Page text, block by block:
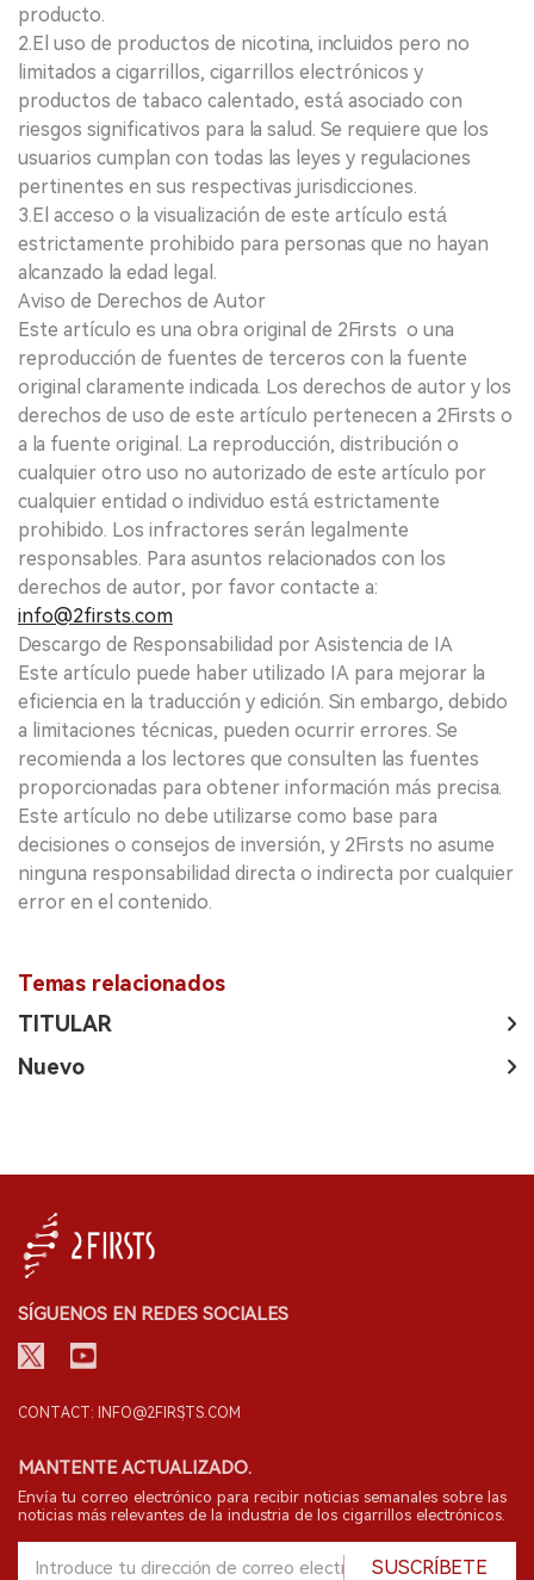
producto.
2.El uso de productos de nicotina, incluidos pero no
limitados a cigarrillos, cigarrillos electrónicos y
productos de tabaco calentado, está asociado con
riesgos significativos para la salud. Se requiere que los
usuarios cumplan con todas las leyes y regulaciones
pertinentes en sus respectivas jurisdicciones.
3.El acceso o la visualización de este artículo está
estrictamente prohibido para personas que no hayan
alcanzado la edad legal.
Aviso de Derechos de Autor
Este artículo es una obra original de 2Firsts o una
reproducción de fuentes de terceros con la fuente
original claramente indicada. Los derechos de autor y los
derechos de uso de este artículo pertenecen a 2Firsts o
a la fuente original. La reproducción, distribución o
cualquier otro uso no autorizado de este artículo por
cualquier entidad o individuo está estrictamente
prohibido. Los infractores serán legalmente
responsables. Para asuntos relacionados con los
derechos de autor, por favor contacte a:
info@2firsts.com
Descargo de Responsabilidad por Asistencia de IA
Este artículo puede haber utilizado IA para mejorar la
eficiencia en la traducción y edición. Sin embargo, debido
a limitaciones técnicas, pueden ocurrir errores. Se
recomienda a los lectores que consulten las fuentes
proporcionadas para obtener información más precisa.
Este artículo no debe utilizarse como base para
decisiones o consejos de inversión, y 2Firsts no asume
ninguna responsabilidad directa o indirecta por cualquier
error en el contenido.
Temas relacionados
TITULAR
Nuevo
SÍGUENOS EN REDES SOCIALES
CONTACT: INFO@2FIRSTS.COM
MANTENTE ACTUALIZADO.
Envía tu correo electrónico para recibir noticias semanales sobre las
noticias más relevantes de la industria de los cigarrillos electrónicos.
SUSCRÍBETE